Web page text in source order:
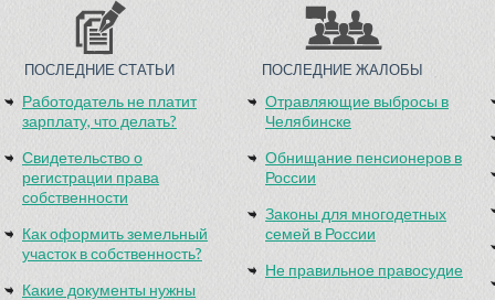
ПОСЛЕДНИЕ СТАТЬИ
Работодатель не платит
зарплату, что делать?
Свидетельство о
регистрации права
собственности
Как оформить земельный
участок в собственность?
Какие документы нужны
ПОСЛЕДНИЕ ЖАЛОБЫ
Отравляющие выбросы в
Челябинске
Обнищание пенсионеров в
России
Законы для многодетных
семей в России
Не правильное правосудие